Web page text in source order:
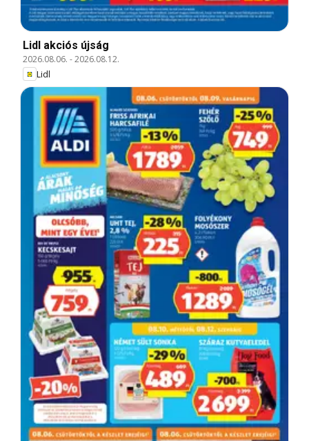
Lidl akciós újság
2026.08.06. -2026.08.12.
Lidl